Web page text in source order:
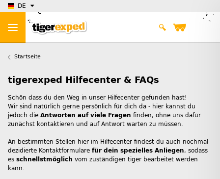
DE
Startseite
tigerexped Hilfecenter & FAQs
Schön dass du den Weg in unser Hilfecenter gefunden hast!
Wir sind natürlich gerne persönlich für dich da - hier kannst du
jedoch die Antworten auf viele Fragen finden, ohne uns dafür
zunächst kontaktieren und auf Antwort warten zu müssen.
An bestimmten Stellen hier im Hilfecenter findest du auch nochmal
dezidierte Kontaktformulare für dein spezielles Anliegen, sodass
es schnellstmöglich vom zuständigen tiger bearbeitet werden
kann.